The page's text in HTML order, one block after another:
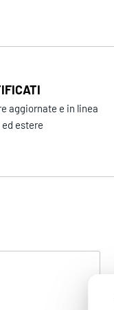
aggiornate e in linea
estere